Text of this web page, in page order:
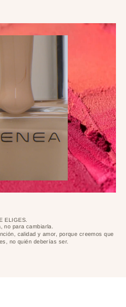
ELIGES.
no para cambiarla.
calidad y amor, porque creemos que
no quién deberías ser.